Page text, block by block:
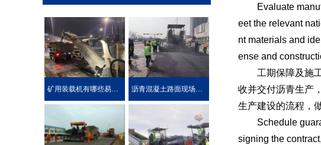
矿用装载机有哪些易损件？ 沥青混凝土路面现场热再生施工工艺
Evaluate
eet the relevant
nt materials and
ense and
工期保障及施工
收并交付沥青生产
生产建设的流程，
Schedule
signing the